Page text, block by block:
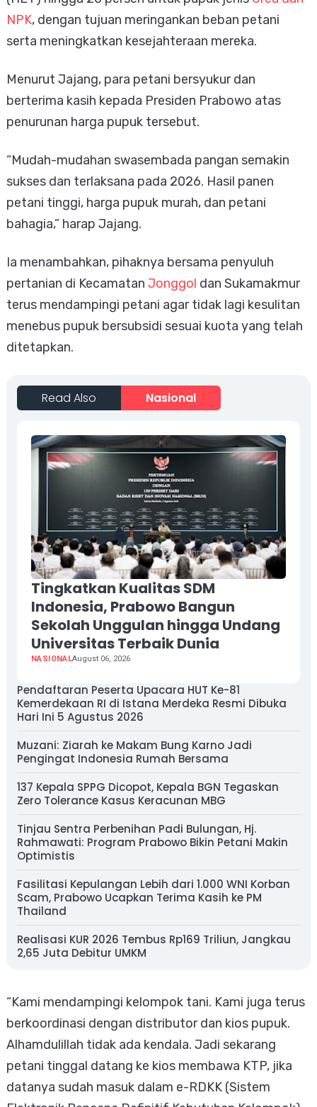
NPK, dengan tujuan meringankan beban petani
serta meningkatkan kesejahteraan mereka.
Menurut Jajang, para petani bersyukur dan
berterima kasih kepada Presiden Prabowo atas
penurunan harga pupuk tersebut.
“Mudah-mudahan swasembada pangan semakin
sukses dan terlaksana pada 2026. Hasil panen
petani tinggi, harga pupuk murah, dan petani
bahagia,” harap Jajang.
Ia menambahkan, pihaknya bersama penyuluh
pertanian di Kecamatan Jonggol dan Sukamakmur
terus mendampingi petani agar tidak lagi kesulitan
menebus pupuk bersubsidi sesuai kuota yang telah
ditetapkan.
Read Also Nasional
Tingkatkan Kualitas SDM
Indonesia, Prabowo Bangun
Sekolah Unggulan hingga Undang
Universitas Terbaik Dunia
NASIONALAugust 06, 2026
Pendaftaran Peserta Upacara HUT Ke-81
Kemerdekaan RI di Istana Merdeka Resmi Dibuka
Hari Ini 5 Agustus 2026
Muzani: Ziarah ke Makam Bung Karno Jadi
Pengingat Indonesia Rumah Bersama
137 Kepala SPPG Dicopot, Kepala BGN Tegaskan
Zero Tolerance Kasus Keracunan MBG
Tinjau Sentra Perbenihan Padi Bulungan, Hj.
Rahmawati: Program Prabowo Bikin Petani Makin
Optimistis
Fasilitasi Kepulangan Lebih dari 1.000 WNI Korban
Scam, Prabowo Ucapkan Terima Kasih ke PM
Thailand
Realisasi KUR 2026 Tembus Rp169 Triliun, Jangkau
2,65 Juta Debitur UMKM
“Kami mendampingi kelompok tani. Kami juga terus
berkoordinasi dengan distributor dan kios pupuk.
Alhamdulillah tidak ada kendala. Jadi sekarang
petani tinggal datang ke kios membawa KTP, jika
datanya sudah masuk dalam e-RDKK (Sistem